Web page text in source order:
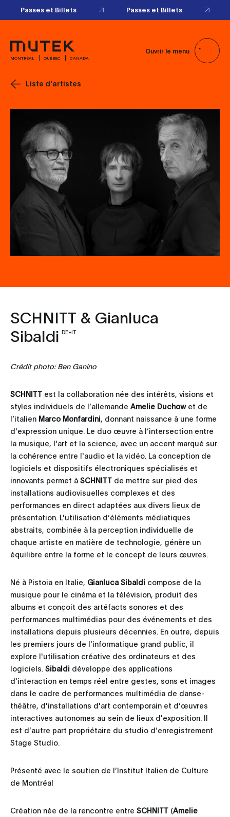
Passes et Billets Passes et Billets
MONTRÉAL QUÉBEC CANADA
Ouvrir le menu
Liste d'artistes
SCHNITT & Gianluca
Sibaldi DE+IT
Crédit photo: Ben Ganino
SCHNITT est la collaboration née des intérêts, visions et
styles individuels de l’allemande Amelie Duchowet de
l’italien Marco Monfardini, donnant naissance à une forme
d'expression unique. Le duo œuvre à l’intersection entre
la musique, l'art et la science, avec un accent marqué sur
la cohérence entre l'audio et la vidéo. La conception de
logiciels et dispositifs électroniques spécialisés et
innovants permet à SCHNITT de mettre sur pied des
installations audiovisuelles complexes et des
performances en direct adaptées aux divers lieux de
présentation. L'utilisation d’éléments médiatiques
abstraits, combinée à la perception individuelle de
chaque artiste en matière de technologie, génère un
équilibre entre la forme et le concept de leurs œuvres.
Né à Pistoia en Italie, Gianluca Sibaldi compose de la
musique pour le cinéma et la télévision, produit des
albums et conçoit des artéfacts sonores et des
performances multimédias pour des événements et des
installations depuis plusieurs décennies. En outre, depuis
les premiers jours de l'informatique grand public, il
explore l'utilisation créative des ordinateurs et des
logiciels. Sibaldi développe des applications
d'interaction en temps réel entre gestes, sons et images
dans le cadre de performances multimédia de danse-
théâtre, d'installations d'art contemporain et d’œuvres
interactives autonomes au sein de lieux d'exposition. Il
est d’autre part propriétaire du studio d’enregistrement
Stage Studio.
Présenté avec le soutien de l’Institut Italien de Culture
de Montréal
Création née de la rencontre entre SCHNITT (Amelie